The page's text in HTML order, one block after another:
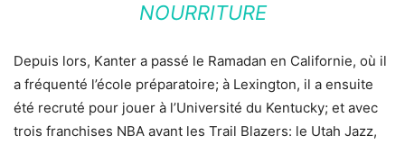
NOURRITURE
Depuis lors, Kanter a passé le Ramadan en Californie, où il
a fréquenté l’école préparatoire; à Lexington, il a ensuite
été recruté pour jouer à l’Université du Kentucky; et avec
trois franchises NBA avant les Trail Blazers: le Utah Jazz,